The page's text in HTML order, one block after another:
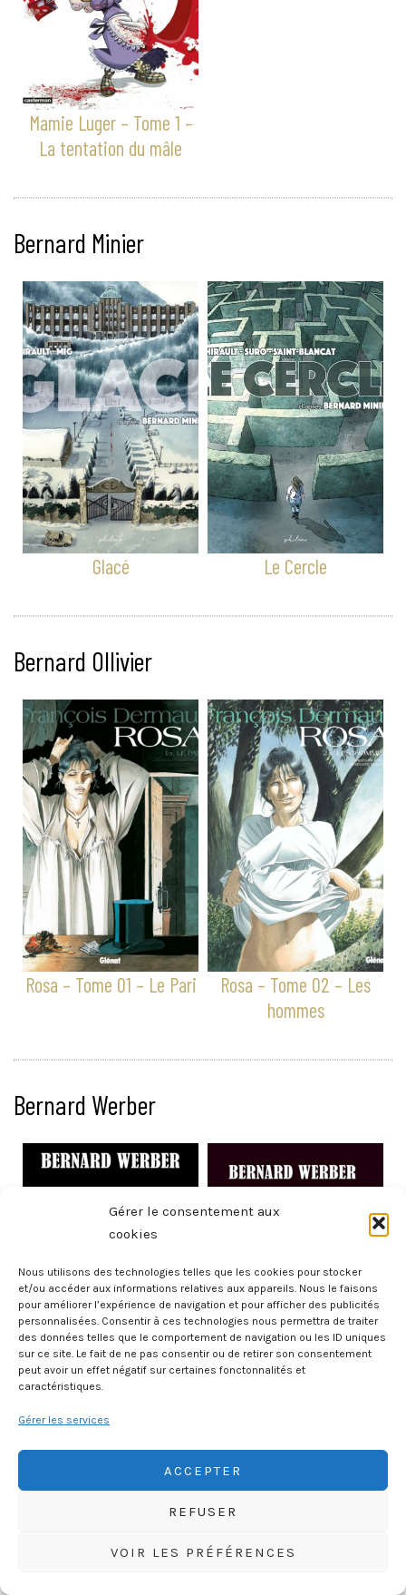
Gérer le consentement aux
cookies
Nous utilisons des technologies telles que les cookies pour stocker
et/ou accéder aux informations relatives aux appareils. Nous le faisons
pour améliorer l’expérience de navigation et pour afficher des publicités
personnalisées. Consentir à ces technologies nous permettra de traiter
des données telles que le comportement de navigation ou les ID uniques
sur ce site. Le fait de ne pas consentir ou de retirer son consentement
peut avoir un effet négatif sur certaines fonctonnalités et
caractéristiques.
Gérer les services
ACCEPTER
REFUSER
VOIR LES PRÉFÉRENCES
Mamie Luger – Tome 1 –
La tentation du mâle
Bernard Minier
Glacé Le Cercle
Bernard Ollivier
Rosa – Tome 01 – Le Pari
Rosa – Tome 02 – Les
hommes
Bernard Werber
Demain les chats